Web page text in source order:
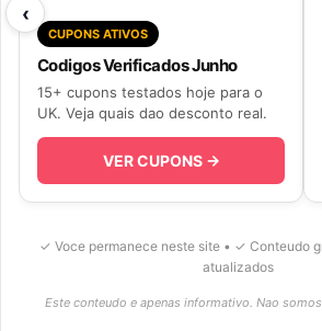
‹
CUPONS ATIVOS
Codigos Verificados Junho
15+ cupons testados hoje para o
UK. Veja quais dao desconto real.
VER CUPONS →
✓ Voce permanece neste site • ✓ Conteudo
atualizados
Este conteudo e apenas informativo. Nao